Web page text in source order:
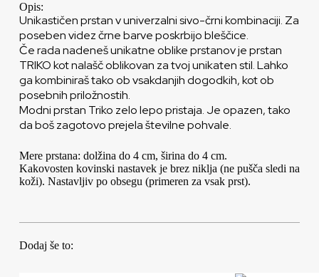
Opis:
Unikastičen prstan v univerzalni sivo-črni kombinaciji. Za
poseben videz črne barve poskrbijo bleščice.
Če rada nadeneš unikatne oblike prstanov je prstan
TRIKO kot nalašč oblikovan za tvoj unikaten stil. Lahko
ga kombiniraš tako ob vsakdanjih dogodkih, kot ob
posebnih priložnostih.
Modni prstan Triko zelo lepo pristaja. Je opazen, tako
da boš zagotovo prejela številne pohvale.
Mere prstana: dolžina do 4 cm, širina do 4 cm.
Kakovosten kovinski nastavek je brez niklja (ne pušča sledi na
koži). Nastavljiv po obsegu (primeren za vsak prst).
Dodaj še to: